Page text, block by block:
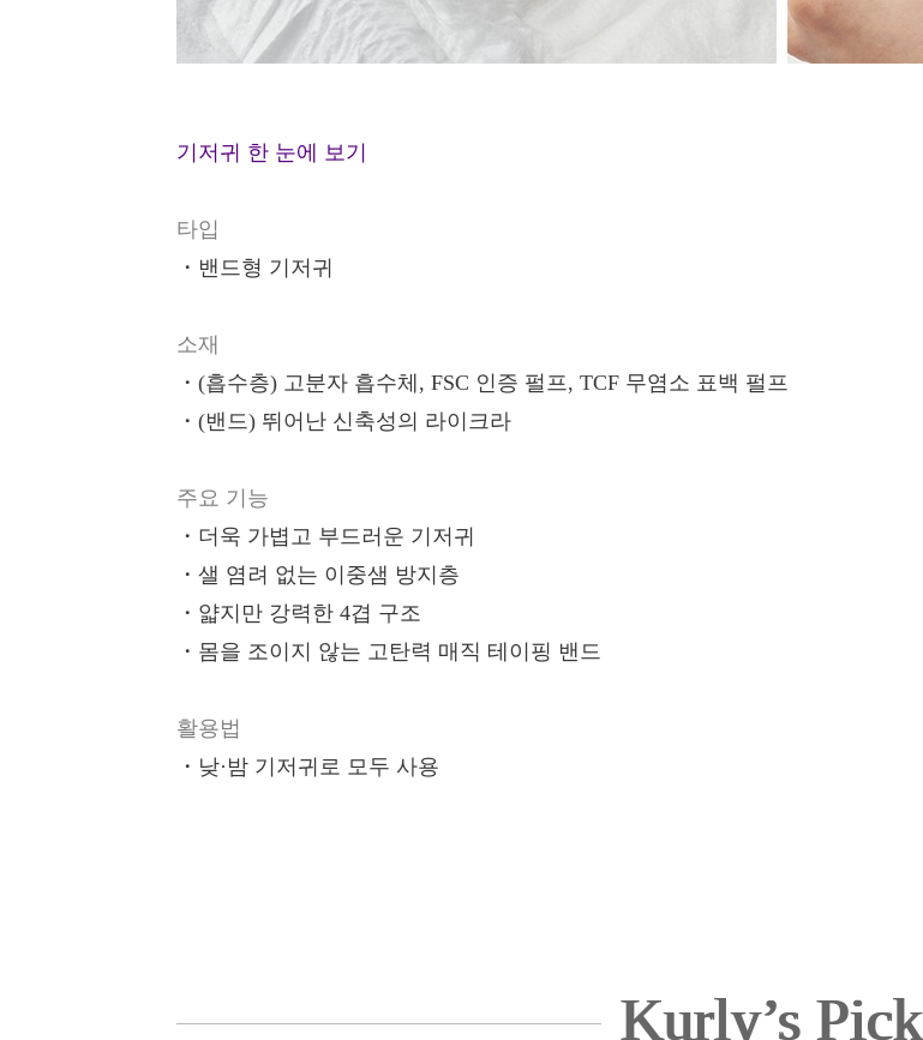
기저귀 한 눈에 보기
타입
・ 밴드형 기저귀
소재
・ (흡수층) 고분자 흡수체, FSC 인증 펄프, TCF 무염소 표백 펄프
・ (밴드) 뛰어난 신축성의 라이크라
주요 기능
・ 더욱 가볍고 부드러운 기저귀
・ 샐 염려 없는 이중샘 방지층
・ 얇지만 강력한 4겹 구조
・ 몸을 조이지 않는 고탄력 매직 테이핑 밴드
활용법
・ 낮·밤 기저귀로 모두 사용
Kurly’s Pick